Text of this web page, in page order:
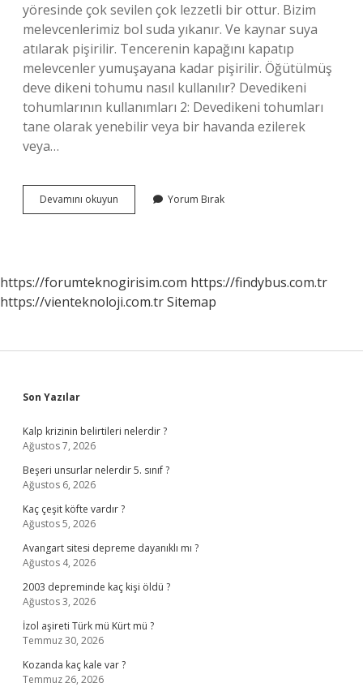
yöresinde çok sevilen çok lezzetli bir ottur. Bizim
melevcenlerimiz bol suda yıkanır. Ve kaynar suya
atılarak pişirilir. Tencerenin kapağını kapatıp
melevcenler yumuşayana kadar pişirilir. Öğütülmüş
deve dikeni tohumu nasıl kullanılır? Devedikeni
tohumlarının kullanımları 2: Devedikeni tohumları
tane olarak yenebilir veya bir havanda ezilerek
veya…
Devamını okuyun
Otu
Yorum Bırak
https://forumteknogirisim.com https://findybus.com.tr
https://vienteknoloji.com.trSitemap
Sidebar
Son Yazılar
Kalp krizinin belirtileri nelerdir ?
Ağustos 7, 2026
Beşeri unsurlar nelerdir 5. sınıf ?
Ağustos 6, 2026
Kaç çeşit köfte vardır ?
Ağustos 5, 2026
Avangart sitesi depreme dayanıklı mı ?
Ağustos 4, 2026
2003 depreminde kaç kişi öldü ?
Ağustos 3, 2026
İzol aşireti Türk mü Kürt mü ?
Temmuz 30, 2026
Kozanda kaç kale var ?
Temmuz 26, 2026